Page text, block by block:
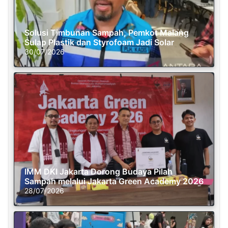
Solusi Timbunan Sampah, Pemkot Malang
Sulap Plastik dan Styrofoam Jadi Solar
30/07/2026
IMM DKI Jakarta Dorong Budaya Pilah
Sampah melalui Jakarta Green Academy 2026
28/07/2026